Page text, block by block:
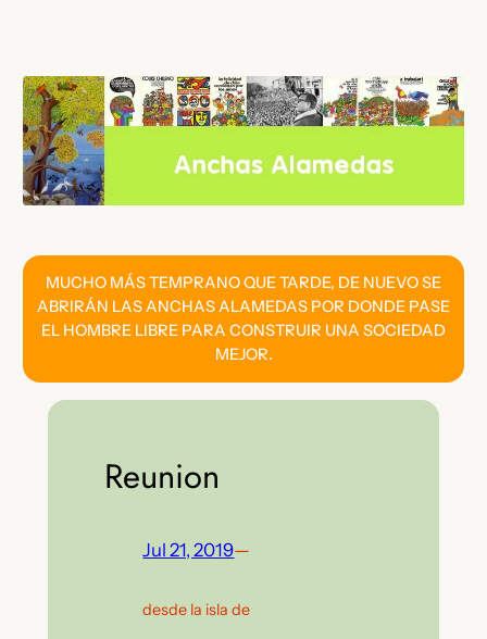
contenido
MUCHO MÁS TEMPRANO QUE TARDE, DE NUEVO SE
ABRIRÁN LAS ANCHAS ALAMEDAS POR DONDE PASE
EL HOMBRE LIBRE PARA CONSTRUIR UNA SOCIEDAD
MEJOR.
Reunion
Jul 21, 2019—
desde la isla de